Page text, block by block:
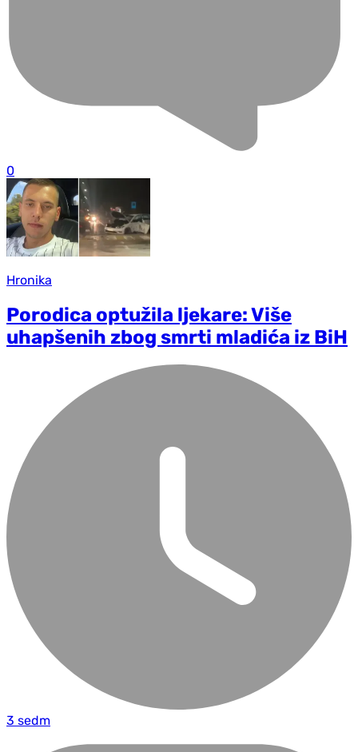
0
Hronika
Porodica optužila ljekare: Više
uhapšenih zbog smrti mladića iz BiH
3 sedm